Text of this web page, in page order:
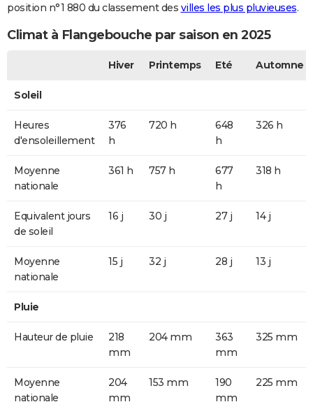
position n°1 880 du classement des villes les plus pluvieuses.
Climat à Flangebouche par saison en 2025
Hiver Printemps Eté Automne
Soleil
Heures
d'ensoleillement
376
h
720 h
648
h
326 h
Moyenne
nationale
361 h 757 h
677
h
318 h
Equivalent jours
de soleil
16 j 30 j 27 j 14 j
Moyenne
nationale
15 j 32 j 28 j 13 j
Pluie
Hauteur de pluie
218
mm
204 mm
363
mm
325 mm
Moyenne
nationale
204
mm
153 mm
190
mm
225 mm